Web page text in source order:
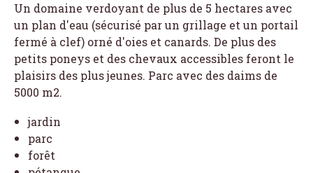
Un domaine verdoyant de plus de 5 hectares avec
un plan d'eau (sécurisé par un grillage et un portail
fermé à clef) orné d'oies et canards. De plus des
petits poneys et des chevaux accessibles feront le
plaisirs des plus jeunes. Parc avec des daims de
5000 m2.
jardin
parc
forêt